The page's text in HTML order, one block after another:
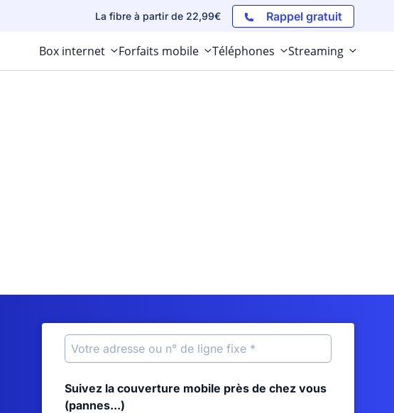
La fibre à partir de 22,99€ Rappel gratuit
Box internet Forfaits mobile Téléphones Streaming
Suivez la couverture mobile près de chez vous
(pannes...)